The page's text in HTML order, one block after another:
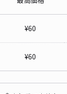
¥60
¥60